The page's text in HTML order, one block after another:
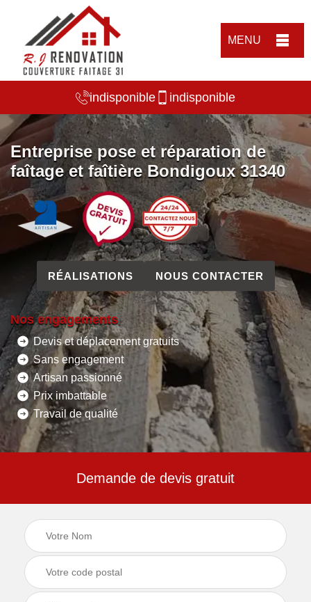
MENU
indisponible indisponible
Entreprise pose et réparation de
faîtage et faîtière Bondigoux 31340
RÉALISATIONS NOUS CONTACTER
Nos engagements
Devis et déplacement gratuits
Sans engagement
Artisan passionné
Prix imbattable
Travail de qualité
Demande de devis gratuit